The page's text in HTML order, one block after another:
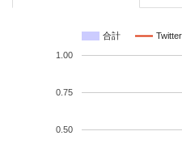
合計
0.50
0.75
1.00